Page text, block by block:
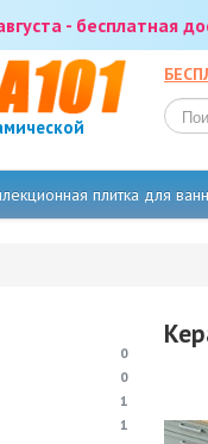
- бесплатная
плитка для
0
0
1
1